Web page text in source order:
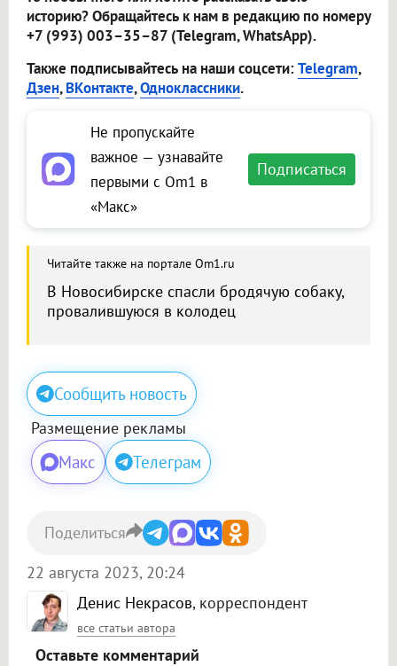
историю? Обращайтесь к нам в редакцию по номеру
+7 (993) 003–35–87 (Telegram, WhatsApp).
Также подписывайтесь на наши соцсети:Telegram,
Дзен,ВКонтакте,Одноклассники.
Не пропускайте
важное — узнавайте
первыми с Om1 в
«Макс»
Подписаться
Читайте также на портале Om1.ru
В Новосибирске спасли бродячую собаку,
провалившуюся в колодец
Сообщить новость
Размещение рекламы
Макс Телеграм
Денис Некрасов, корреспондент
все статьи автора
22 августа 2023, 20:24
Поделиться
Оставьте комментарий